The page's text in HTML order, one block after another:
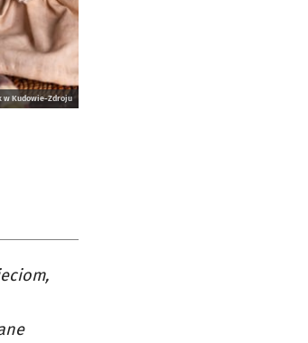
w Kudowie-Zdroju